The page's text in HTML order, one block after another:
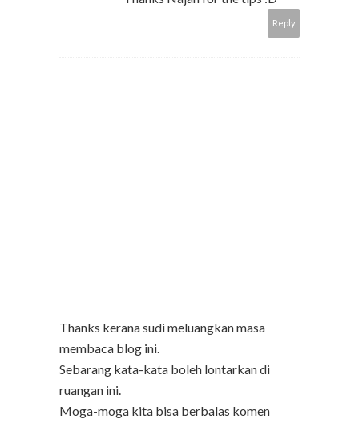
Reply
Thanks kerana sudi meluangkan masa
membaca blog ini.
Sebarang kata-kata boleh lontarkan di
ruangan ini.
Moga-moga kita bisa berbalas komen